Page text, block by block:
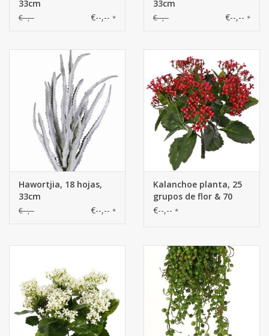
33cm
€--,-- €--,-- *
33cm
€--,-- €--,-- *
Hawortjia, 18 hojas,
33cm
€--,-- €--,-- *
Kalanchoe planta, 25
grupos de flor & 70
hojas de polyester lvs,
€--,-- *